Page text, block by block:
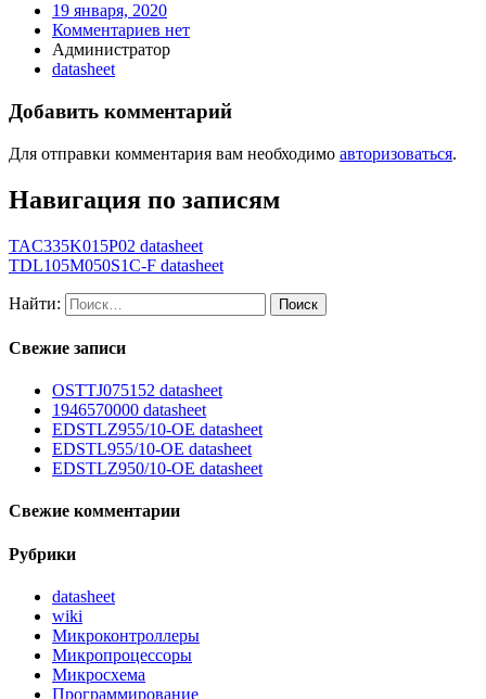
19 января, 2020
Комментариев нет
Администратор
datasheet
Добавить комментарий
Для отправки комментария вам необходимо авторизоваться.
Навигация по записям
TAC335K015P02 datasheet
TDL105M050S1C-F datasheet
Найти:
Свежие записи
OSTTJ075152 datasheet
1946570000 datasheet
EDSTLZ955/10-OE datasheet
EDSTL955/10-OE datasheet
EDSTLZ950/10-OE datasheet
Свежие комментарии
Рубрики
datasheet
wiki
Микроконтроллеры
Микропроцессоры
Микросхема
Программирование